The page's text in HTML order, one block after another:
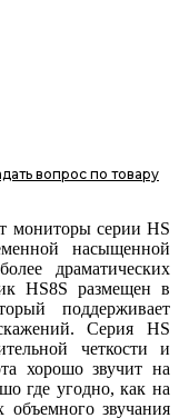
вопроспо товару
мониторы серии HS
насыщенной
драматических
HS8S размещен в
поддерживает
Серия HS
четкости и
хорошо звучит на
где угодно, как на
объемного звучания